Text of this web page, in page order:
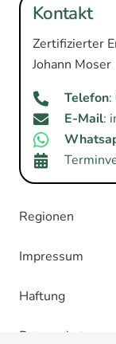
Kontakt
Zertifizierter
Johann Moser
Telefon:
E-Mail:
Regionen
Impressum
Haftung
Datenschutz